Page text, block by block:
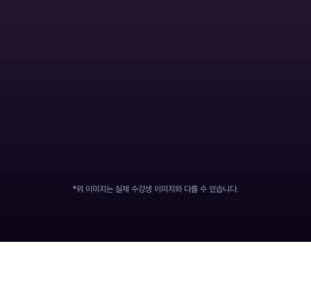
*위 이미지는 실제 수강생 이미지와 다를 수 있습니다.